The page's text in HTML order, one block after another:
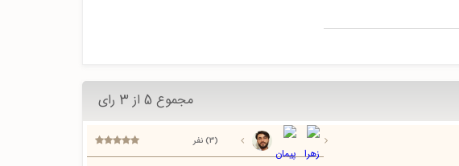
مجموع 5 از 3 رای
(3) نفر